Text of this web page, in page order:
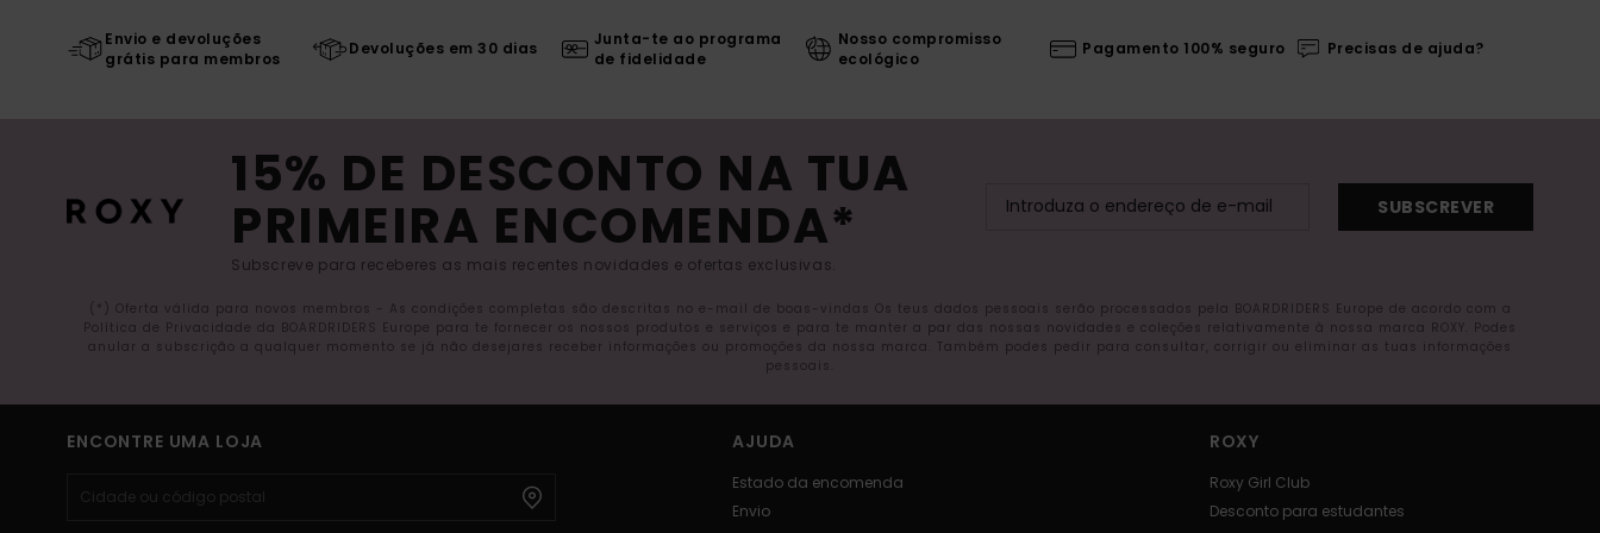
Envio e devoluções
grátis para membros
Devoluções em 30 dias
Junta-te ao programa
de fidelidade
Nosso compromisso
ecológico
Pagamento 100% seguro Precisas de ajuda?
15% DE DESCONTO NA TUA
PRIMEIRA ENCOMENDA*
Subscreve para receberes as mais recentes novidades e ofertas exclusivas.
SUBSCREVER
(*) Oferta válida para novos membros - As condições completas são descritas no e-mail de boas-vindas Os teus dados pessoais serão processados pela BOARDRIDERS Europe de acordo com a
Política de Privacidade da BOARDRIDERS Europe para te fornecer os nossos produtos e serviços e para te manter a par das nossas novidades e coleções relativamente à nossa marca ROXY. Podes
anular a subscrição a qualquer momento se já não desejares receber informações ou promoções da nossa marca. Também podes pedir para consultar, corrigir ou eliminar as tuas informações
pessoais.
ENCONTRE UMA LOJA AJUDA
Estado da encomenda
Envio
ROXY
Roxy Girl Club
Desconto para estudantes